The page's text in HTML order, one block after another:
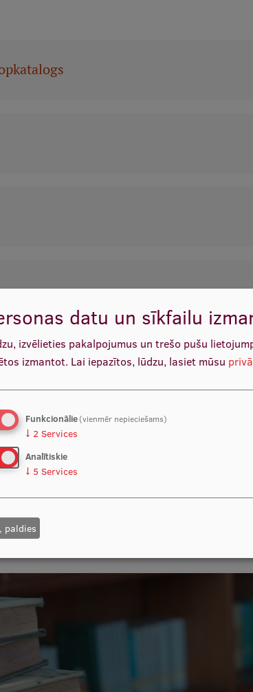
ABONĒTIE E-RESURSI PA
datu un sīkfailu
izvēlieties pakalpojumus un trešo pušu
izmantot. Lai iepazītos, lūdzu, lasiet mūsu
Funkcionālie(vienmēr nepieciešams)
↓ 2 Services
Analītiskie
↓ 5 Services
paldies